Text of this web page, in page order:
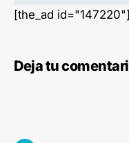
[the_ad
Deja tu